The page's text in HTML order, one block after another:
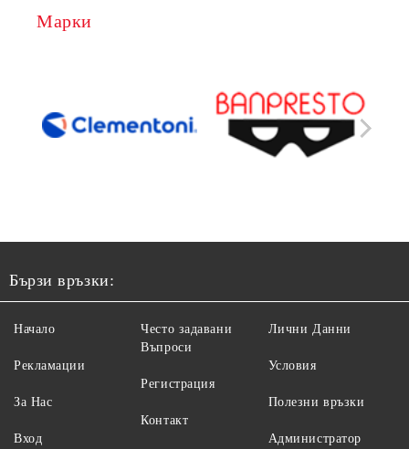
Марки
Бързи връзки:
Начало
Рекламации
За Нас
Вход
Често задавани
Въпроси
Регистрация
Контакт
Лични Данни
Условия
Полезни връзки
Администратор